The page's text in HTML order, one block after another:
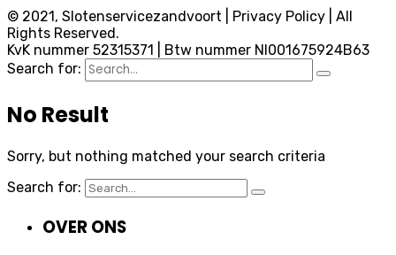
© 2021, Slotenservicezandvoort | Privacy Policy | All
Rights Reserved.
KvK nummer 52315371 | Btw nummer Nl001675924B63
Search for:
No Result
Sorry, but nothing matched your search criteria
Search for:
OVER ONS